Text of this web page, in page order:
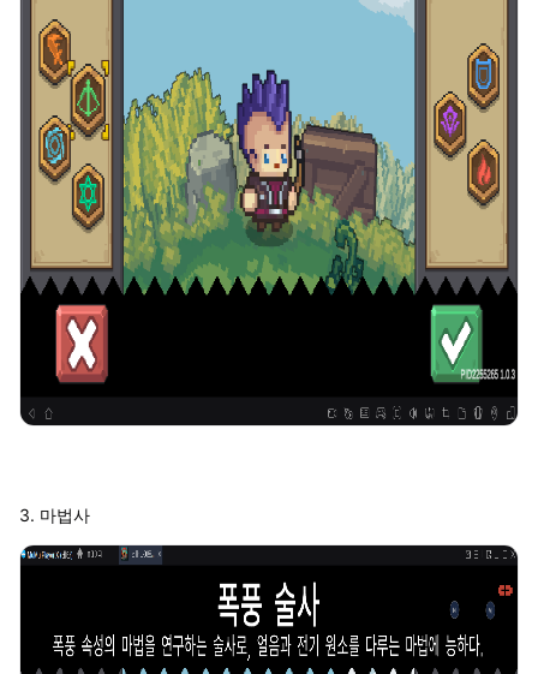
3. 마법사